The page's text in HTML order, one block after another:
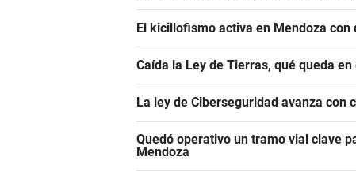
El kicillofismo activa en Mendoza
Caída la Ley de Tierras, qué queda
La ley de Ciberseguridad avanza con
Quedó operativo un tramo vial clave
Mendoza